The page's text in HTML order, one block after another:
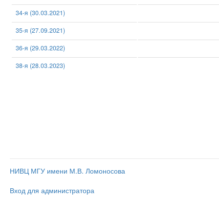
34-я (30.03.2021)
35-я (27.09.2021)
36-я (29.03.2022)
38-я (28.03.2023)
НИВЦ МГУ имени М.В. Ломоносова
Вход для администратора